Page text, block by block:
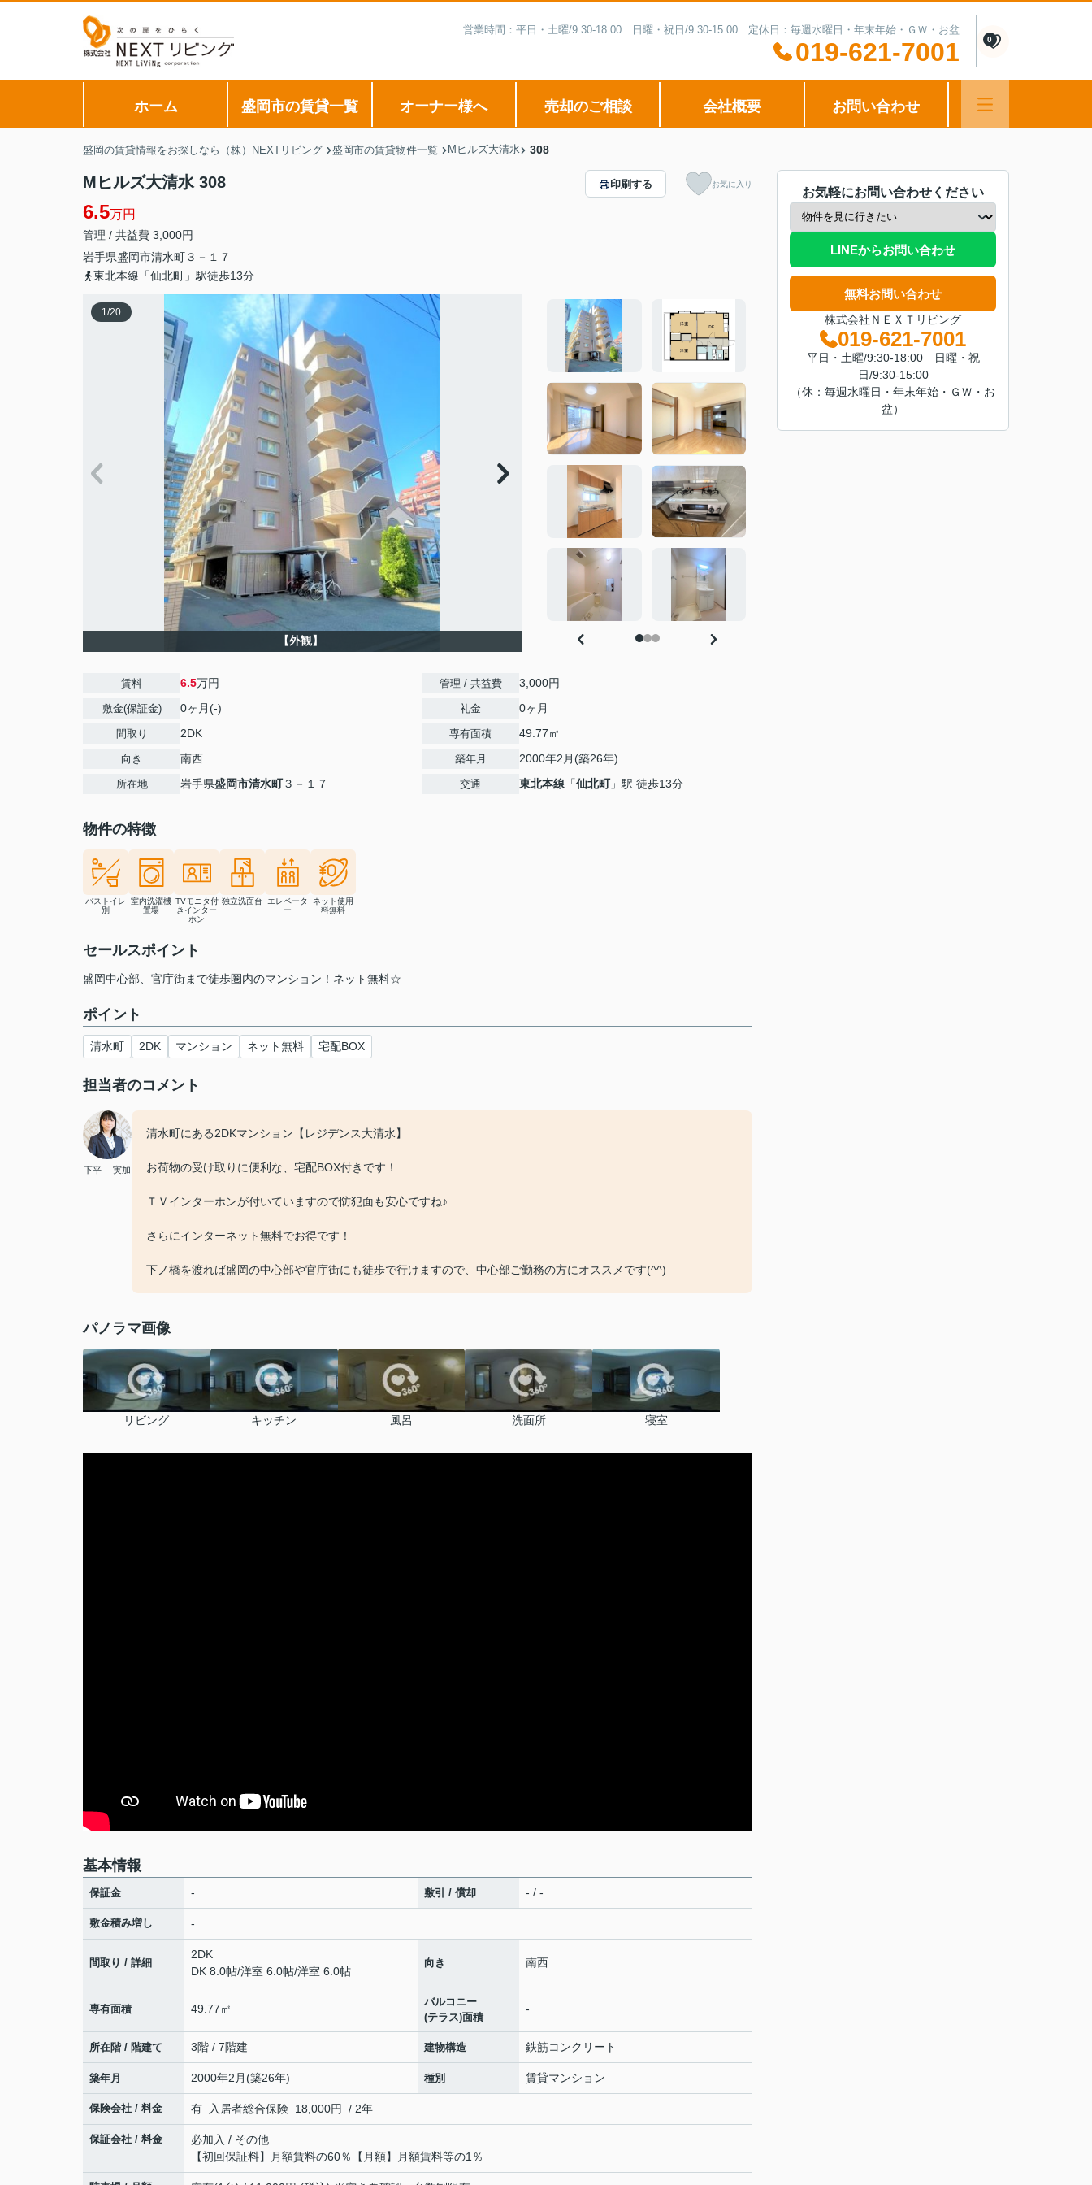
営業時間：平日・土曜/9:30-18:00 日曜・祝日/9:30-15:00 定休日：毎週水曜日・年末年始・ＧＷ・お盆
019-621-7001 0
ホーム 盛岡市の賃貸一覧 オーナー様へ 売却のご相談 会社概要 お問い合わせ
盛岡の賃貸情報をお探しなら（株）NEXTリビング 盛岡市の賃貸物件一覧 Mヒルズ大清水 308
Mヒルズ大清水 308
6.5万円
管理 / 共益費 3,000円
岩手県盛岡市清水町３－１７
東北本線「仙北町」駅徒歩13分
印刷する お気に入り
1/20
【外観】
賃料 6.5万円
敷金(保証金) 0ヶ月(-)
間取り 2DK
向き 南西
所在地 岩手県盛岡市清水町３－１７
管理 / 共益費 3,000円
礼金 0ヶ月
専有面積 49.77㎡
築年月 2000年2月(築26年)
交通 東北本線 「仙北町」駅 徒歩13分
物件の特徴
バストイレ
別
室内洗濯機
置場
TVモニタ付
きインター
ホン
独立洗面台
エレベータ
ー
ネット使用
料無料
セールスポイント
盛岡中心部、官庁街まで徒歩圏内のマンション！ネット無料☆
ポイント
清水町 2DK マンション ネット無料 宅配BOX
担当者のコメント
下平 実加
清水町にある2DKマンション【レジデンス大清水】
お荷物の受け取りに便利な、宅配BOX付きです！
ＴＶインターホンが付いていますので防犯面も安心ですね♪
さらにインターネット無料でお得です！
下ノ橋を渡れば盛岡の中心部や官庁街にも徒歩で行けますので、中心部ご勤務の方にオススメです(^^)
パノラマ画像
リビング キッチン 風呂 洗面所 寝室
基本情報
保証金 - 敷引 / 償却 - / -
敷金積み増し -
間取り / 詳細
2DK
DK 8.0帖/洋室 6.0帖/洋室 6.0帖
向き 南西
専有面積 49.77㎡
バルコニー
(テラス)面積
-
所在階 / 階建て 3階 / 7階建 建物構造 鉄筋コンクリート
築年月 2000年2月(築26年) 種別 賃貸マンション
保険会社 / 料金 有 入居者総合保険 18,000円 / 2年
保証会社 / 料金
必加入 / その他
【初回保証料】月額賃料の60％【月額】月額賃料等の1％
お気軽にお問い合わせください
LINEからお問い合わせ
無料お問い合わせ
株式会社ＮＥＸＴリビング
019-621-7001
平日・土曜/9:30-18:00 日曜・祝
日/9:30-15:00
（休：毎週水曜日・年末年始・ＧＷ・お
盆）